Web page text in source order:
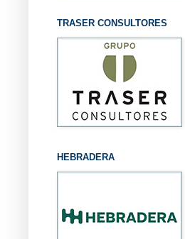
TRASER CONSULTORES
HEBRADERA